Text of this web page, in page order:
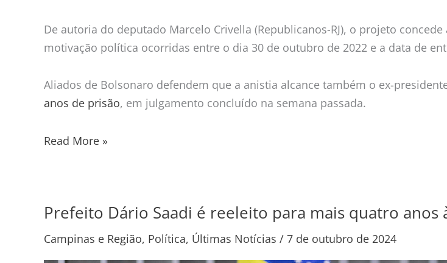
De autoria do deputado Marcelo Crivella (Republicanos-RJ), o projeto
motivação política ocorridas entre o dia 30 de outubro de 2022 e a data de
Aliados de Bolsonaro defendem que a anistia alcance também o ex-
anos de prisão, em julgamento concluído na semana passada.
Read More »
Prefeito Dário Saadi é reeleito para mais quatro anos
Campinas e Região, Política, Últimas Notícias / 7 de outubro de 2024
Prefeito
Saadi